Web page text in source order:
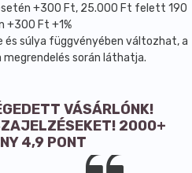
+300 Ft, 25.000 Ft felett 190
+300 Ft +1%
és súlya függvényében változhat, a
során láthatja.
VÁSÁRLÓNK!
2000+
4,9 PONT